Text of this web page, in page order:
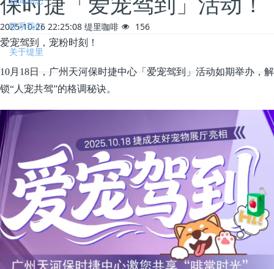
联系我们
关于缇里
2025-10-26 22:25:08 缇里咖啡 156
爱宠驾到，宠粉时刻！
10月18日，广州天河保时捷中心「爱宠驾到」活动如期举办，解
锁“人宠共驾”的格调秘诀。